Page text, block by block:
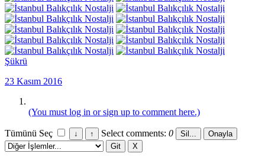
Şükrü
23 Kasım 2016
(You must log in or sign up to comment here.)
Tümünü Seç Select comments: 0